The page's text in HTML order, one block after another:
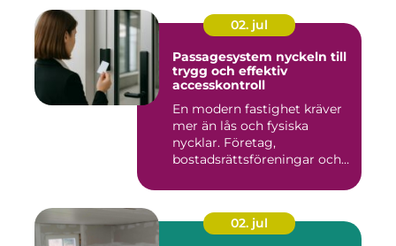
02. jul
Passagesystem nyckeln till
trygg och effektiv
accesskontroll
En modern fastighet kräver
mer än lås och fysiska
nycklar. Företag,
bostadsrättsföreningar och
02. jul